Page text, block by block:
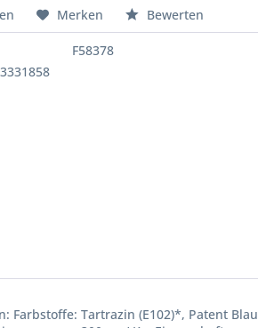
Merken Bewerten
F58378
Farbstoffe: Tartrazin (E102)*, Patent